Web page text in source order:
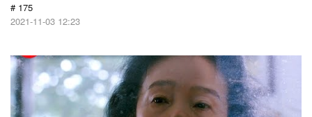
# 175
2021-11-03 12:23